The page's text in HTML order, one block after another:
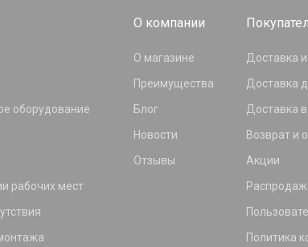
оборудование
рабочих мест
О компании
О магазине
Преимущества
Блог
Новости
Отзывы
Доставка
Доставка
Доставка
Возврат и
Акции
Политика